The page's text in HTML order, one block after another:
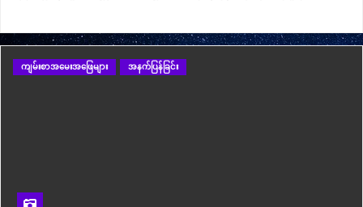
ကျမ်းစာအမေးအဖြေများ အနက်ပြန်ခြင်း